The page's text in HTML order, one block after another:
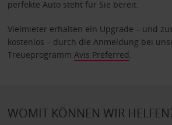
perfekte Auto steht für Sie bereit.
Vielmieter erhalten ein Upgrade – und
kostenlos – durch die Anmeldung bei
Treueprogramm Avis Preferred
WOMIT KÖNNEN WIR